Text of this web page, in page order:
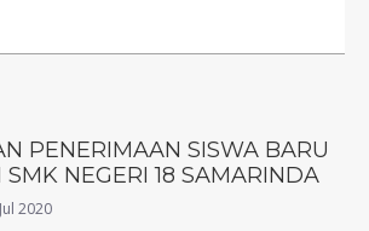
PENERIMAAN SISWA BARU
NEGERI 18 SAMARINDA
2020